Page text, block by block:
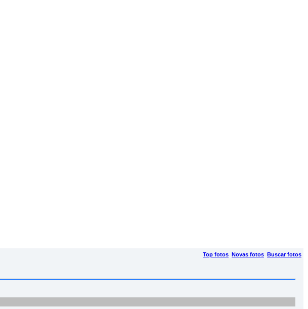
Top fotos Novas fotos Buscar fotos